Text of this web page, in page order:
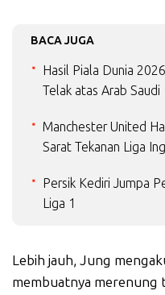
BACA JUGA
Hasil Piala Dunia
Telak atas Arab Saudi
Manchester United
Sarat Tekanan Liga
Persik Kediri Jumpa
Liga 1
Lebih jauh, Jung
membuatnya merenung